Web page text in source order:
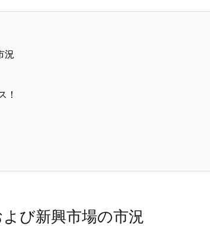
況
！
び新興市場の市況